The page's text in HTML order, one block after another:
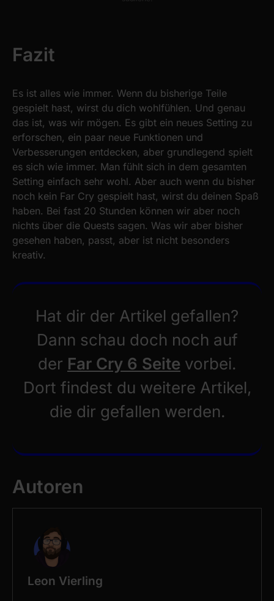
Fazit
Es ist alles wie immer. Wenn du bisherige Teile
gespielt hast, wirst du dich wohlfühlen. Und genau
das ist, was wir mögen. Es gibt ein neues Setting zu
erforschen, ein paar neue Funktionen und
Verbesserungen entdecken, aber grundlegend spielt
es sich wie immer. Man fühlt sich in dem gesamten
Setting einfach sehr wohl. Aber auch wenn du bisher
noch kein Far Cry gespielt hast, wirst du deinen Spaß
haben. Bei fast 20 Stunden können wir aber noch
nichts über die Quests sagen. Was wir aber bisher
gesehen haben, passt, aber ist nicht besonders
kreativ.
Hat dir der Artikel gefallen?
Dann schau doch noch auf
der Far Cry 6 Seite vorbei.
Dort findest du weitere Artikel,
die dir gefallen werden.
Autoren
Leon Vierling